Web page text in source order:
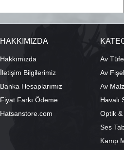
HAKKIMIZDA
Hakkımızda
İletişim Bilgilerimiz
Banka Hesaplarımız
Fiyat Farkı Ödeme
Hatsanstore.com
Av
Av
Av
Havalı
Optik
Ses
Kamp